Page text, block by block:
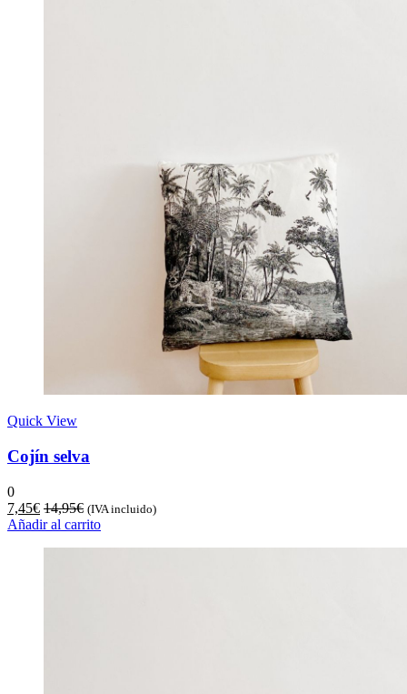
Quick View
Cojín selva
0
7,45€ 14,95€ (IVA incluido)
Añadir al carrito